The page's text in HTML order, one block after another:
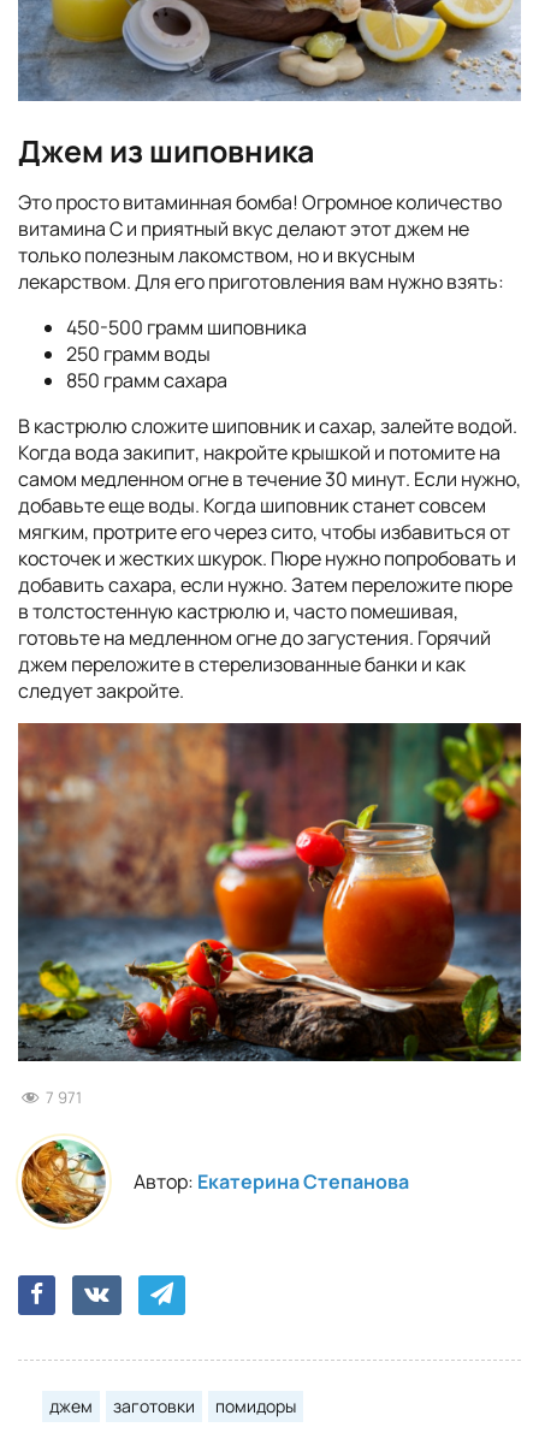
Джем из шиповника
Это просто витаминная бомба! Огромное количество
витамина С и приятный вкус делают этот джем не
только полезным лакомством, но и вкусным
лекарством. Для его приготовления вам нужно взять:
450-500 грамм шиповника
250 грамм воды
850 грамм сахара
В кастрюлю сложите шиповник и сахар, залейте водой.
Когда вода закипит, накройте крышкой и потомите на
самом медленном огне в течение 30 минут. Если нужно,
добавьте еще воды. Когда шиповник станет совсем
мягким, протрите его через сито, чтобы избавиться от
косточек и жестких шкурок. Пюре нужно попробовать и
добавить сахара, если нужно. Затем переложите пюре
в толстостенную кастрюлю и, часто помешивая,
готовьте на медленном огне до загустения. Горячий
джем переложите в стерелизованные банки и как
следует закройте.
7 971
Автор: Екатерина Степанова
джем заготовки помидоры